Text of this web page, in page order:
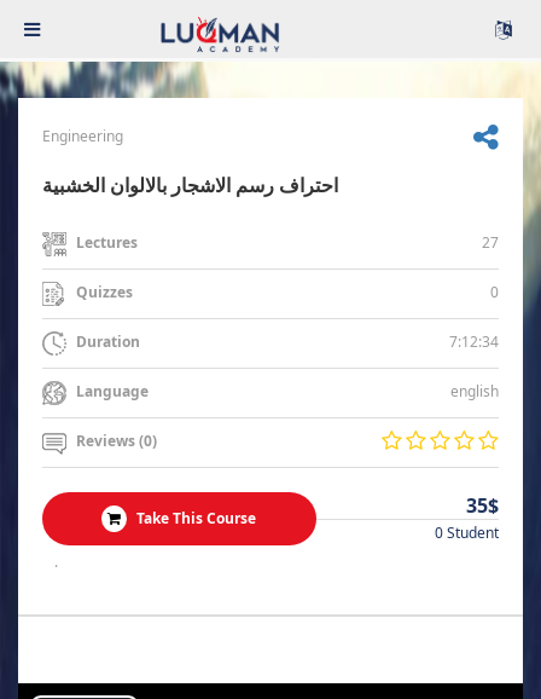
Engineering
احتراف رسم الاشجار بالالوان الخشبية
Lectures 27
Quizzes 0
Duration 7:12:34
Language english
Reviews (0)
Take This Course 35$
0 Student
.